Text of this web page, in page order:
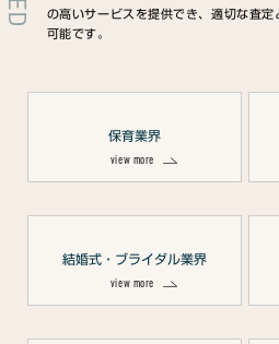
の高いサービスを提供でき、適切な査
可能です。
保育業界
view more
結婚式・ブライダル業界
view more